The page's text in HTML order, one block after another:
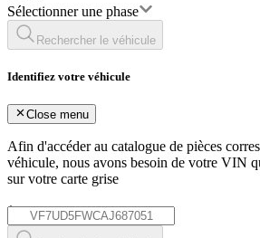
Sélectionner une phase
Rechercher le véhicule
Identifiez votre véhicule
Close menu
Afin d'accéder au catalogue de pièces
véhicule, nous avons besoin de votre VIN
sur votre carte grise
*